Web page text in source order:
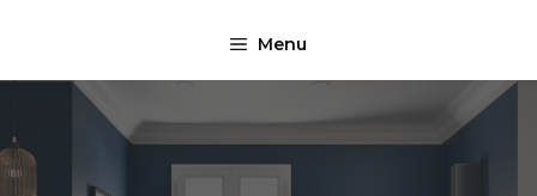
Menu